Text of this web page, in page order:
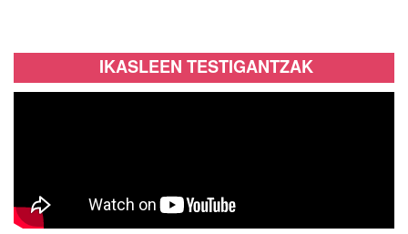
IKASLEEN TESTIGANTZAK